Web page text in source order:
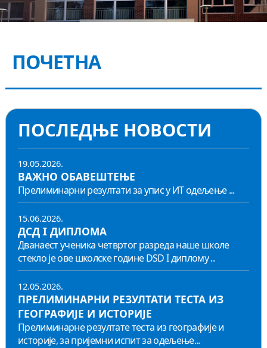
НАСТАВНИ МАТЕРИЈАЛ
ПОЧЕТНА
ПОСЛЕДЊЕ НОВОСТИ
19.05.2026.
ВАЖНО ОБАВЕШТЕЊЕ
Прелиминарни резултати за упис у ИТ одељење ...
15.06.2026.
ДСД I ДИПЛОМА
Дванаест ученика четвртог разреда наше школе
стекло је ове школске године DSD I диплому ..
12.05.2026.
ПРЕЛИМИНАРНИ РЕЗУЛТАТИ ТЕСТА ИЗ
ГЕОГРАФИЈЕ И ИСТОРИЈЕ
Прелиминарне резултате теста из географије и
историје, за пријемни испит за одељење...